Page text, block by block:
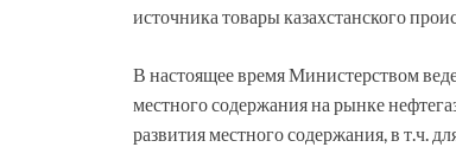
источника товары казахстанского
В настоящее время Министерством
местного содержания на рынке
развития местного содержания, в т.ч.